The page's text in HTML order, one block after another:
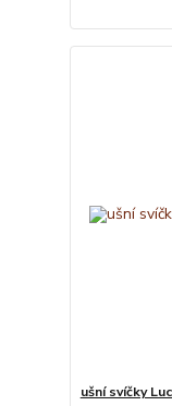
ušní svíčky